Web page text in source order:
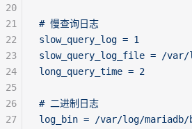
# 慢查询日志
slow_query_log = 1
slow_query_log_file = /var/
long_query_time = 2
# 二进制日志
log_bin = /var/log/mariadb/
20
21
22
23
24
25
26
27